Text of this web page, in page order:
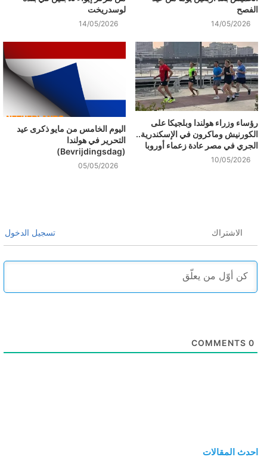
الفصح
14/05/2026
لوسدريخت
14/05/2026
رؤساء وزراء هولندا وبلجيكا على
الكورنيش وماكرون في الإسكندرية..
الجري في مصر عادة زعماء أوروبا
10/05/2026
اليوم الخامس من مايو ذكرى عيد
التحرير في هولندا
(Bevrijdingsdag)
05/05/2026
الاشتراك تسجيل الدخول
0
احدث المقالات